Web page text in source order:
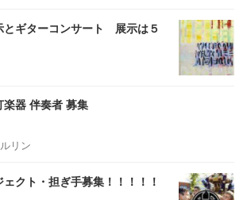
とギターコンサート 展示は５
楽器 伴奏者 募集
リン
クト・担ぎ手募集！！！！！